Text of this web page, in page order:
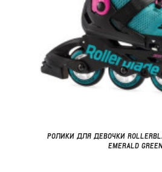
РОЛИКИ ДЛЯ ДЕВОЧКИ
EMERALD